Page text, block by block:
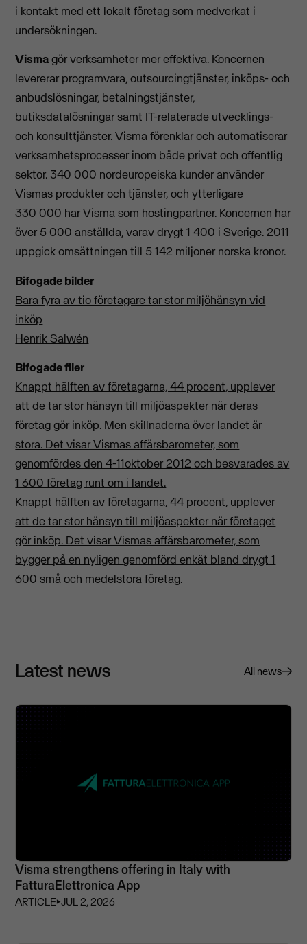
i kontakt med ett lokalt företag som medverkat i
undersökningen.
Vismagör verksamheter mer effektiva. Koncernen
levererar programvara, outsourcingtjänster, inköps- och
anbudslösningar, betalningstjänster,
butiksdatalösningar samt IT-relaterade utvecklings-
och konsulttjänster. Visma förenklar och automatiserar
verksamhetsprocesser inom både privat och offentlig
sektor. 340 000 nordeuropeiska kunder använder
Vismas produkter och tjänster, och ytterligare
330 000 har Visma som hostingpartner. Koncernen har
över 5 000 anställda, varav drygt 1 400 i Sverige. 2011
uppgick omsättningen till 5 142 miljoner norska kronor.
Bifogade bilder
Bara fyra av tio företagare tar stor miljöhänsyn vid
inköp
Henrik Salwén
Bifogade filer
Knappt hälften av företagarna, 44 procent, upplever
att de tar stor hänsyn till miljöaspekter när deras
företag gör inköp. Men skillnaderna över landet är
stora. Det visar Vismas affärsbarometer, som
genomfördes den 4-11oktober 2012 och besvarades av
1 600 företag runt om i landet.
Knappt hälften av företagarna, 44 procent, upplever
att de tar stor hänsyn till miljöaspekter när företaget
gör inköp. Det visar Vismas affärsbarometer, som
bygger på en nyligen genomförd enkät bland drygt 1
600 små och medelstora företag.
Latest news All news
Visma strengthens offering in Italy with
FatturaElettronica App
ARTICLE⏵JUL 2, 2026